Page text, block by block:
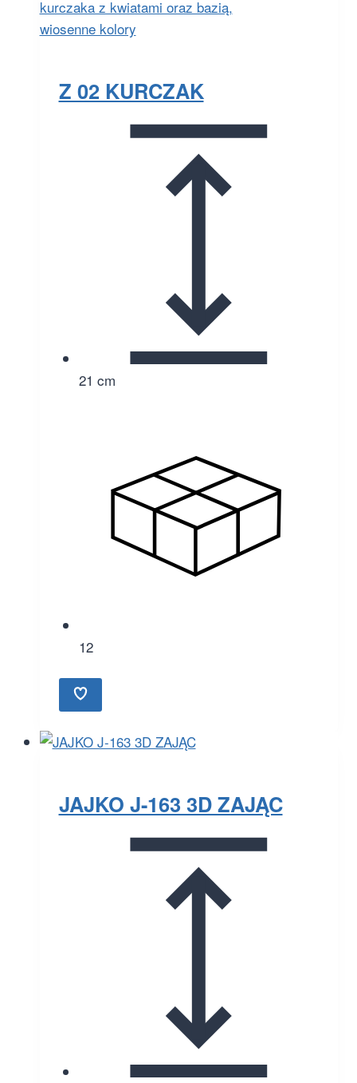
Z 02 KURCZAK
21 cm
12
JAJKO J-163 3D ZAJĄC